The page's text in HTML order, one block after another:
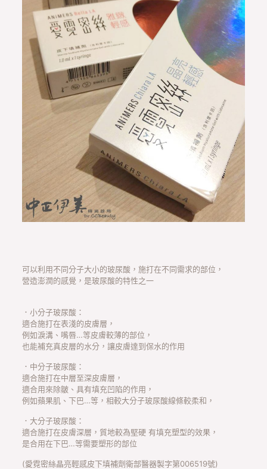
可以利用不同分子大小的玻尿酸，施打在不同需求的部位，
營造澎潤的感覺，是玻尿酸的特性之一
．小分子玻尿酸：
適合施打在表淺的皮膚層，
例如淚溝、嘴唇…等皮膚較薄的部位，
也能補充真皮層的水分，讓皮膚達到保水的作用
．中分子玻尿酸：
適合施打在中層至深皮膚層，
適合用來除皺、具有填充凹陷的作用，
例如蘋果肌、下巴…等，相較大分子玻尿酸線條較柔和，
．大分子玻尿酸：
適合施打在皮膚深層，質地較為堅硬 有填充塑型的效果，
是合用在下巴…等需要塑形的部位
(愛霓密絲晶亮輕感皮下填補劑衛部醫器製字第006519號)